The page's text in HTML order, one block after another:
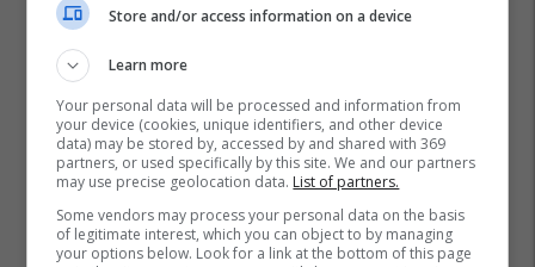
Store and/or access information on a device
Learn more
Your personal data will be processed and information from
your device (cookies, unique identifiers, and other device
data) may be stored by, accessed by and shared with 369
partners, or used specifically by this site. We and our partners
may use precise geolocation data. List of partners.
Some vendors may process your personal data on the basis
of legitimate interest, which you can object to by managing
your options below. Look for a link at the bottom of this page